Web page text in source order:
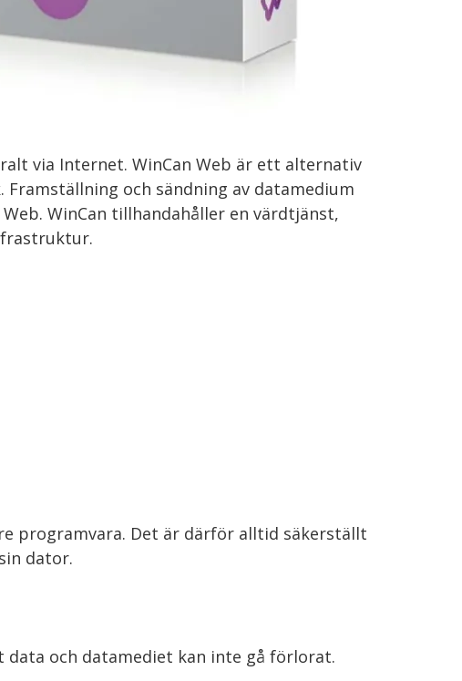
via Internet. WinCan Web är ett alternativ
och sändning av datamedium
WinCan tillhandahåller en värdtjänst,
programvara. Det är därför alltid säkerställt
dator.
och datamediet kan inte gå förlorat.